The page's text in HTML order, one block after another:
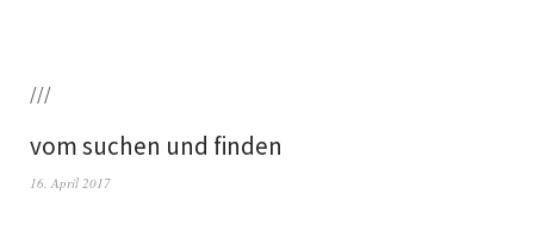
///
vom suchen und finden
16. April 2017